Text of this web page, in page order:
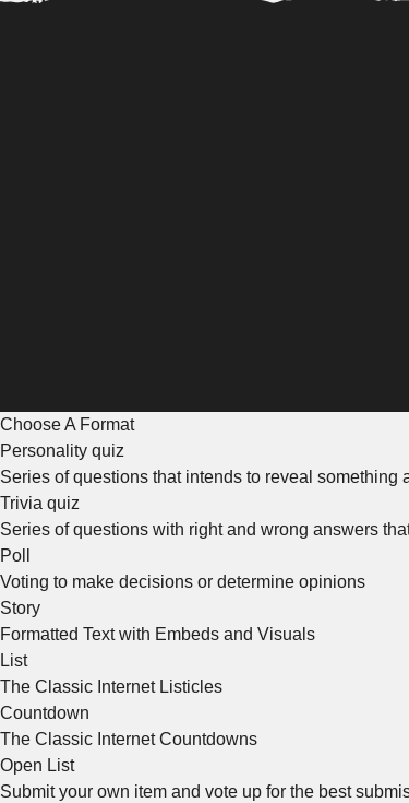
Choose A Format
Personality quiz
Series of questions that intends to reveal something
Trivia quiz
Series of questions with right and wrong answers
Poll
Voting to make decisions or determine opinions
Story
Formatted Text with Embeds and Visuals
List
The Classic Internet Listicles
Countdown
The Classic Internet Countdowns
Open List
Submit your own item and vote up for the best